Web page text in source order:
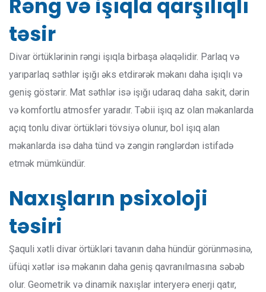
Rəng və işıqla qarşılıqlı
təsir
Divar örtüklərinin rəngi işıqla birbaşa əlaqəlidir. Parlaq və
yarıparlaq səthlər işığı əks etdirərək məkanı daha işıqlı və
geniş göstərir. Mat səthlər isə işığı udaraq daha sakit, dərin
və komfortlu atmosfer yaradır. Təbii işıq az olan məkanlarda
açıq tonlu divar örtükləri tövsiyə olunur, bol işıq alan
məkanlarda isə daha tünd və zəngin rənglərdən istifadə
etmək mümkündür.
Naxışların psixoloji
təsiri
Şaquli xətli divar örtükləri tavanın daha hündür görünməsinə,
üfüqi xətlər isə məkanın daha geniş qavranılmasına səbəb
olur. Geometrik və dinamik naxışlar interyerə enerji qatır,